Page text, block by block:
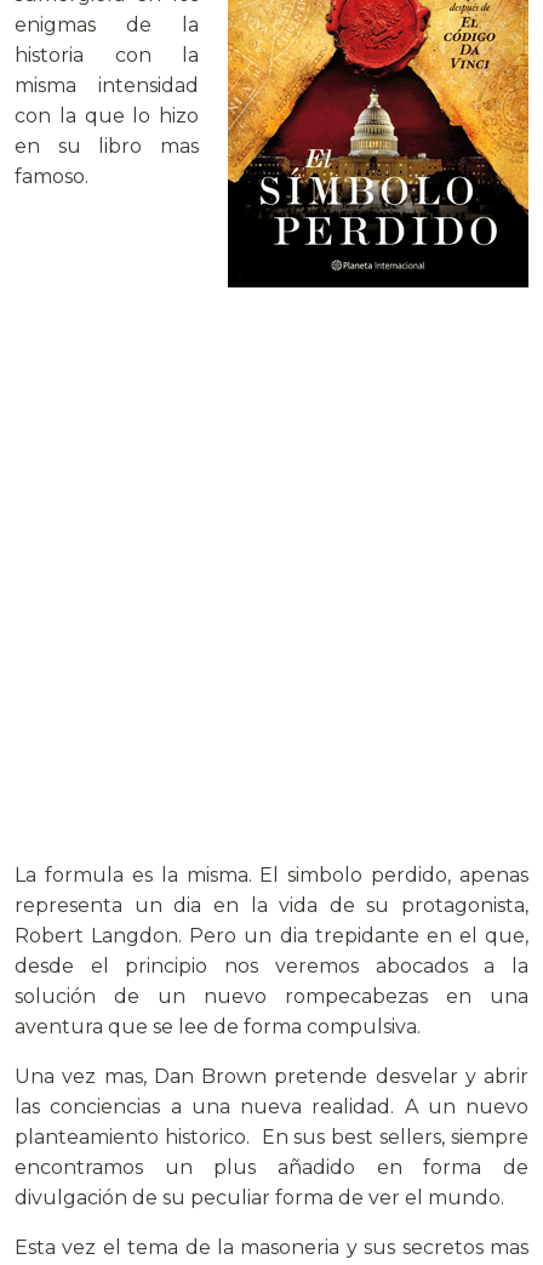
enigmas de la
historia con la
misma intensidad
con la que lo hizo
en su libro mas
famoso.
La formula es la misma. El simbolo perdido, apenas
representa un dia en la vida de su protagonista,
Robert Langdon. Pero un dia trepidante en el que,
desde el principio nos veremos abocados a la
solución de un nuevo rompecabezas en una
aventura que se lee de forma compulsiva.
Una vez mas, Dan Brown pretende desvelar y abrir
las conciencias a una nueva realidad. A un nuevo
planteamiento historico. En sus best sellers, siempre
encontramos un plus añadido en forma de
divulgación de su peculiar forma de ver el mundo.
Esta vez el tema de la masoneria y sus secretos mas